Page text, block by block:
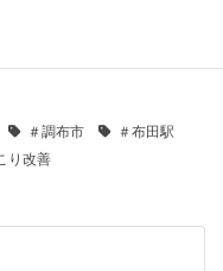
＃調布市
＃布田駅
り改善